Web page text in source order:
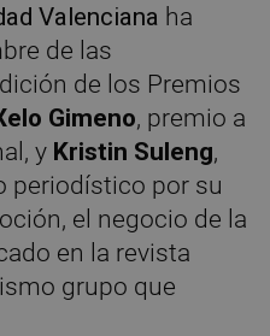
Valenciana ha
de las
de los Premios
Gimeno, premio a
y Kristin Suleng,
periodístico por su
el negocio de la
en la revista
grupo que